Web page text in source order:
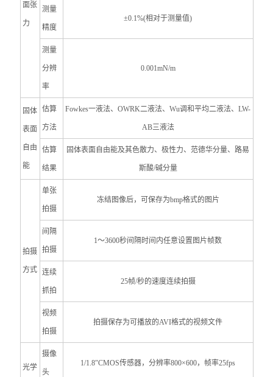
面张
力
测量
精度
±0.1%(相对于测量值)
测量
分辨
率
0.001mN/m
固体
表面
自由
能
估算
方法
Fowkes一液法、OWRK二液法、Wu调和平均二液法、LW-
AB三液法
估算
结果
固体表面自由能及其色散力、极性力、范德华分量、路易
斯酸/碱分量
拍摄
方式
单张
拍摄
冻结图像后，可保存为bmp格式的图片
间隔
拍摄
1～3600秒间隔时间内任意设置图片帧数
连续
抓拍
25帧/秒的速度连续拍摄
视频
拍摄
拍摄保存为可播放的AVI格式的视频文件
光学
摄像
头
1/1.8″CMOS传感器，分辨率800×600，帧率25fps